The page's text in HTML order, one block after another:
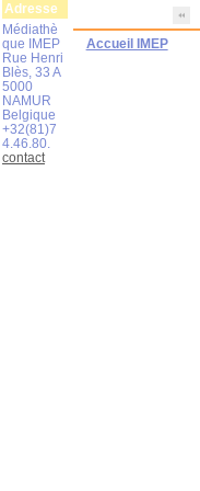
Accueil IMEP
Adresse
Médiathè
que IMEP
Rue Henri
Blès, 33 A
5000
NAMUR
Belgique
+32(81)7
4.46.80.
contact